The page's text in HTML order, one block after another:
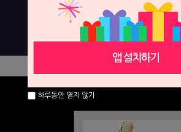
하루동안 열지 않기